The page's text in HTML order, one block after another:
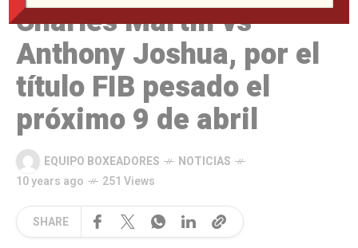
Charles Martin vs
Anthony Joshua, por el
título FIB pesado el
próximo 9 de abril
EQUIPO BOXEADORES
NOTICIAS
10 years ago
251 Views
SHARE